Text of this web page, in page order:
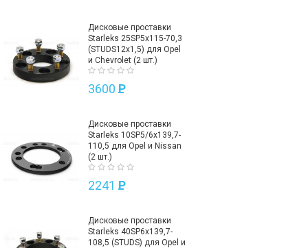
Дисковые проставки
Starleks 25SP5х115-70,3
(STUDS12х1,5) для Opel
и Chevrolet (2 шт.)
3600 P
Дисковые проставки
Starleks 10SP5/6х139,7-
110,5 для Opel и Nissan
(2 шт.)
2241 P
Дисковые проставки
Starleks 40SP6х139,7-
108,5 (STUDS) для Opel и